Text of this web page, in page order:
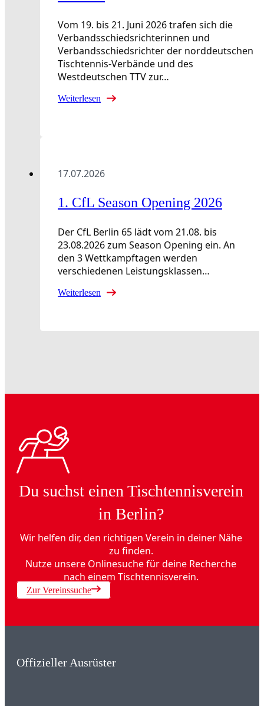
Vom 19. bis 21. Juni 2026 trafen sich die
Verbandsschiedsrichterinnen und
Verbandsschiedsrichter der norddeutschen
Tischtennis-Verbände und des
Westdeutschen TTV zur…
Weiterlesen
17.07.2026
1. CfL Season Opening 2026
Der CfL Berlin 65 lädt vom 21.08. bis
23.08.2026 zum Season Opening ein. An
den 3 Wettkampftagen werden
verschiedenen Leistungsklassen…
Weiterlesen
Du suchst einen Tischtennisverein
in Berlin?
Wir helfen dir, den richtigen Verein in deiner Nähe
zu finden.
Nutze unsere Onlinesuche für deine Recherche
nach einem Tischtennisverein.
Zur Vereinssuche
Offizieller Ausrüster